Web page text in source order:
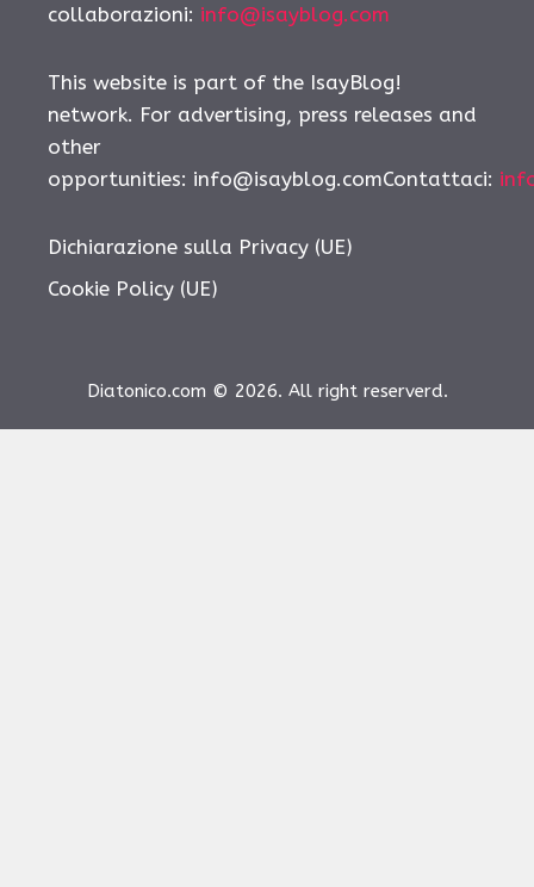
collaborazioni: info@isayblog.com
This website is part of the IsayBlog!
network. For advertising, press releases and
other
opportunities: info@isayblog.comContattaci:
Dichiarazione sulla Privacy (UE)
Cookie Policy (UE)
Diatonico.com © 2026. All right reserverd.